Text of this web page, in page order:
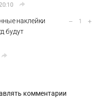
наклейки
будут
– 1 +
комментарии